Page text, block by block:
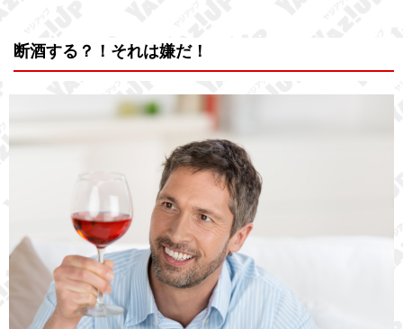
断酒する？！それは嫌だ！